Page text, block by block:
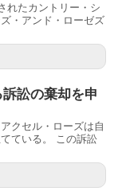
れたカントリー・シ
・アンド・ローゼズ
訟の棄却を申
クセル・ローズは自
ている。 この訴訟